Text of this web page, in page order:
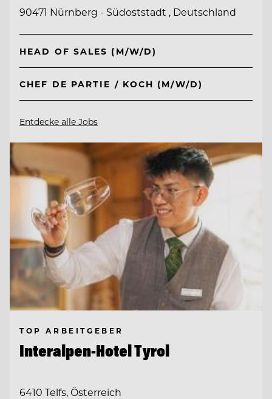
90471 Nürnberg - Südoststadt , Deutschland
HEAD OF SALES (M/W/D)
CHEF DE PARTIE / KOCH (M/W/D)
Entdecke alle Jobs
TOP ARBEITGEBER
Interalpen-Hotel Tyrol
6410 Telfs, Österreich